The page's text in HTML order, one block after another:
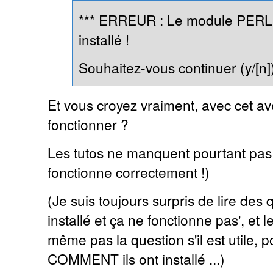
*** ERREUR : Le module
installé !
Souhaitez-vous continuer (y/
Et vous croyez vraiment, avec cet
fonctionner ?
Les tutos ne manquent pourtant
fonctionne correctement !)
(Je suis toujours surpris de lire des
installé et ça ne fonctionne pas', et
même pas la question s'il est utile,
COMMENT ils ont installé ...)